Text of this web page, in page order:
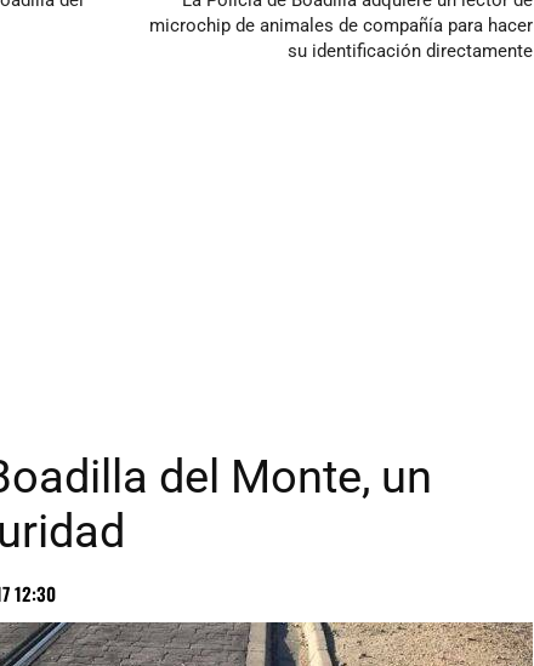
microchip de animales de compañía para hacer
su identificación directamente
del Monte, un
12:30